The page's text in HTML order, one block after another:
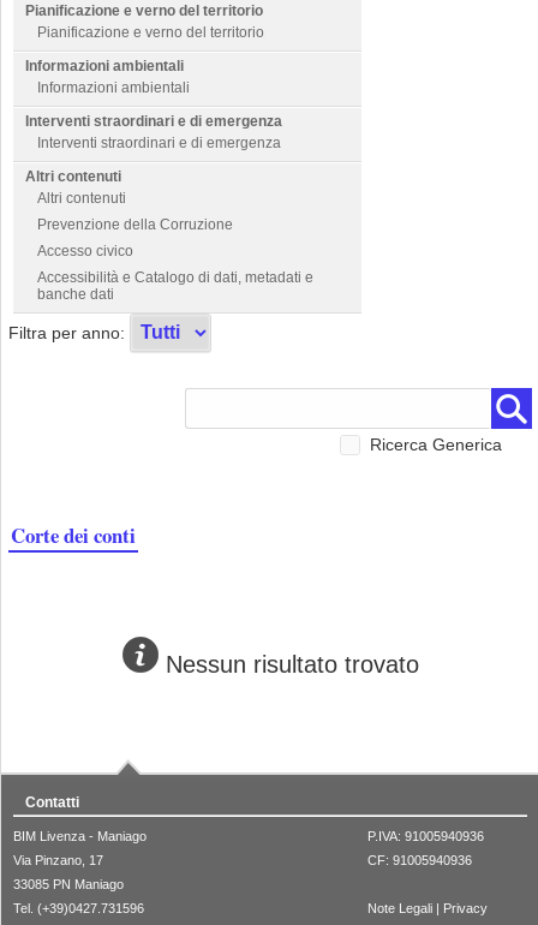
Pianificazione e verno del territorio
Pianificazione e verno del territorio
Informazioni ambientali
Informazioni ambientali
Interventi straordinari e di emergenza
Interventi straordinari e di emergenza
Altri contenuti
Altri contenuti
Prevenzione della Corruzione
Accesso civico
Accessibilità e Catalogo di dati, metadati e
banche dati
Filtra per anno:
Ricerca Generica
Corte dei conti
Nessun risultato trovato
Contatti
BIM Livenza - Maniago
Via Pinzano, 17
33085 PN Maniago
Tel. (+39)0427.731596
P.IVA: 91005940936
CF: 91005940936
Note Legali | Privacy